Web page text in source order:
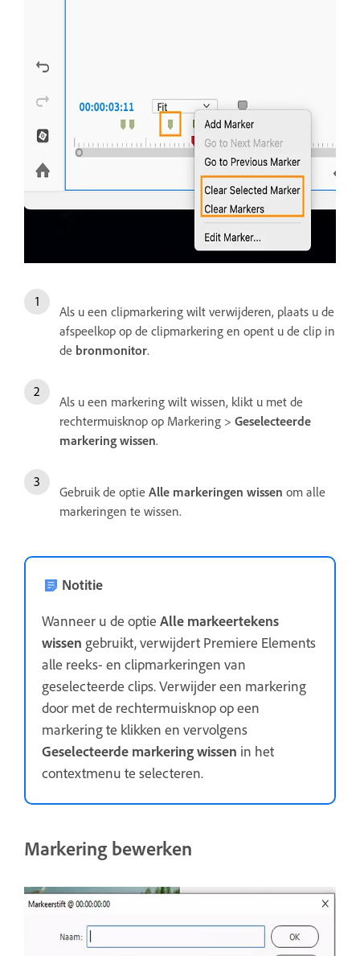
Als u een clipmarkering wilt verwijderen, plaats u de
afspeelkop op de clipmarkering en opent u de clip in
de bronmonitor.
Als u een markering wilt wissen, klikt u met de
rechtermuisknop op Markering > Geselecteerde
markering wissen.
Gebruik de optie Alle markeringen wissen om alle
markeringen te wissen.
Notitie
Wanneer u de optie Alle markeertekens
wissen gebruikt, verwijdert Premiere Elements
alle reeks- en clipmarkeringen van
geselecteerde clips. Verwijder een markering
door met de rechtermuisknop op een
markering te klikken en vervolgens
Geselecteerde markering wissen in het
contextmenu te selecteren.
Markering bewerken